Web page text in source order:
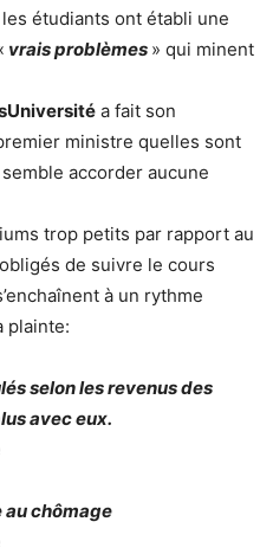
étudiants ont établi une
vrais problèmes » qui minent
a fait son
ministre quelles sont
accorder aucune
trop petits par rapport au
de suivre le cours
à un rythme
plainte:
selon les revenus des
avec eux.
au chômage